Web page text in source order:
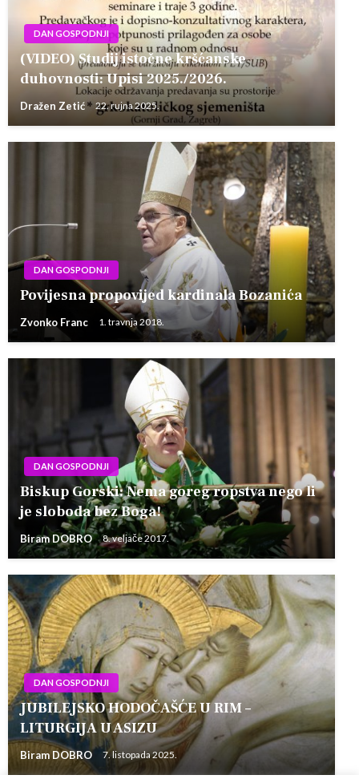
DAN GOSPODNJI
(VIDEO) Studij istočne kršćanske
duhovnosti: Upisi 2025./2026.
Dražen Zetić 22. rujna 2025.
DAN GOSPODNJI
Povijesna propovijed kardinala Bozanića
Zvonko Franc 1. travnja 2018.
DAN GOSPODNJI
Biskup Gorski: Nema goreg ropstva nego li
je sloboda bez Boga!
Biram DOBRO 8. veljače 2017.
DAN GOSPODNJI
JUBILEJSKO HODOČAŠĆE U RIM –
LITURGIJA U ASIZU
Biram DOBRO 7. listopada 2025.